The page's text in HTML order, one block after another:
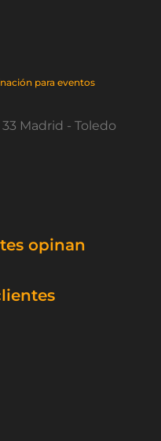
para eventos
Madrid - Toledo
opinan